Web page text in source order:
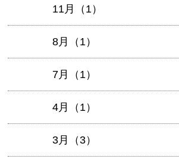
11月（1）
8月（1）
7月（1）
4月（1）
3月（3）